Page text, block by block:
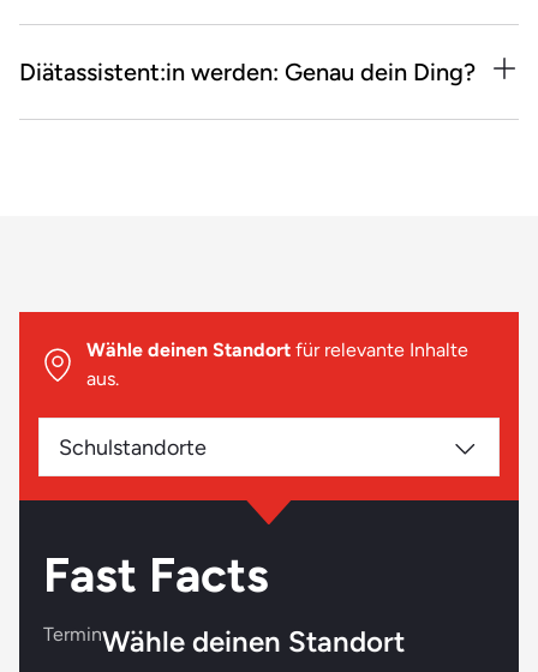
Diätassistent:in werden: Genau dein Ding?
Kochen heißt bei dir: Dose auf und erwärmen
Du bist unorganisiert und chaotisch
Wähle deinen Standort für relevante Inhalte
aus.
Schulstandorte
Fast Facts
TerminWähle deinen Standort